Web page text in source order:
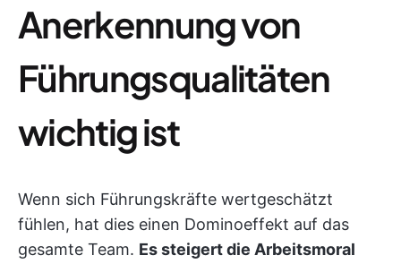
Anerkennung von
Führungsqualitäten
wichtig ist
Wenn sich Führungskräfte wertgeschätzt
fühlen, hat dies einen Dominoeffekt auf das
gesamte Team. Es steigert die Arbeitsmoral